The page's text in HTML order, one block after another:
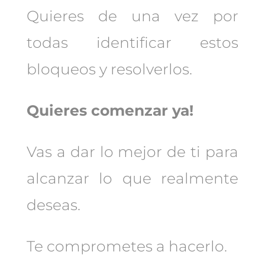
Quieres de una vez por
todas identificar estos
bloqueos y resolverlos.
Quieres comenzar ya!
Vas a dar lo mejor de ti para
alcanzar lo que realmente
deseas.
Te comprometes a hacerlo.